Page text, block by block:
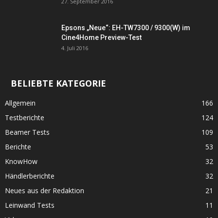
Epsons „Neue“: EH-TW7300 / 9300(W) im
Cine4Home Preview-Test
4. Juli 2016
BELIEBTE KATEGORIE
Allgemein
166
Testberichte
124
Beamer Tests
109
Berichte
53
KnowHow
32
Händlerberichte
32
Neues aus der Redaktion
21
Leinwand Tests
11